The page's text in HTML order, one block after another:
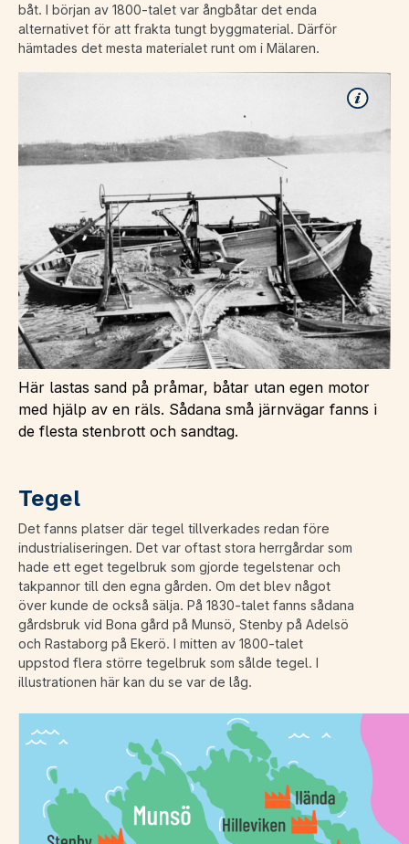
båt. I början av 1800-talet var ångbåtar det enda
alternativet för att frakta tungt byggmaterial. Därför
hämtades det mesta materialet runt om i Mälaren.
Här lastas sand på pråmar, båtar utan egen motor
med hjälp av en räls. Sådana små järnvägar fanns i
de flesta stenbrott och sandtag.
Tegel
Det fanns platser där tegel tillverkades redan före
industrialiseringen. Det var oftast stora herrgårdar som
hade ett eget tegelbruk som gjorde tegelstenar och
takpannor till den egna gården. Om det blev något
över kunde de också sälja. På 1830-talet fanns sådana
gårdsbruk vid Bona gård på Munsö, Stenby på Adelsö
och Rastaborg på Ekerö. I mitten av 1800-talet
uppstod flera större tegelbruk som sålde tegel. I
illustrationen här kan du se var de låg.